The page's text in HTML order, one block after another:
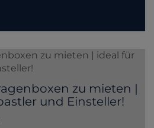
zu mieten |
und Einsteller!